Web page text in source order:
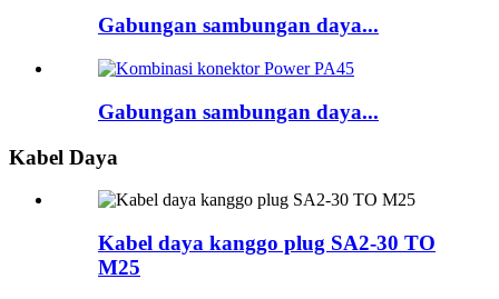
Gabungan sambungan daya...
Gabungan sambungan daya...
Kabel Daya
Kabel daya kanggo plug SA2-30 TO
M25